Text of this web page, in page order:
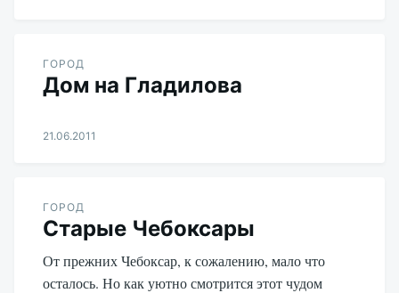
ГОРОД
Дом на Гладилова
21.06.2011
ГОРОД
Старые Чебоксары
От прежних Чебоксар, к сожалению, мало что
осталось. Но как уютно смотрится этот чудом